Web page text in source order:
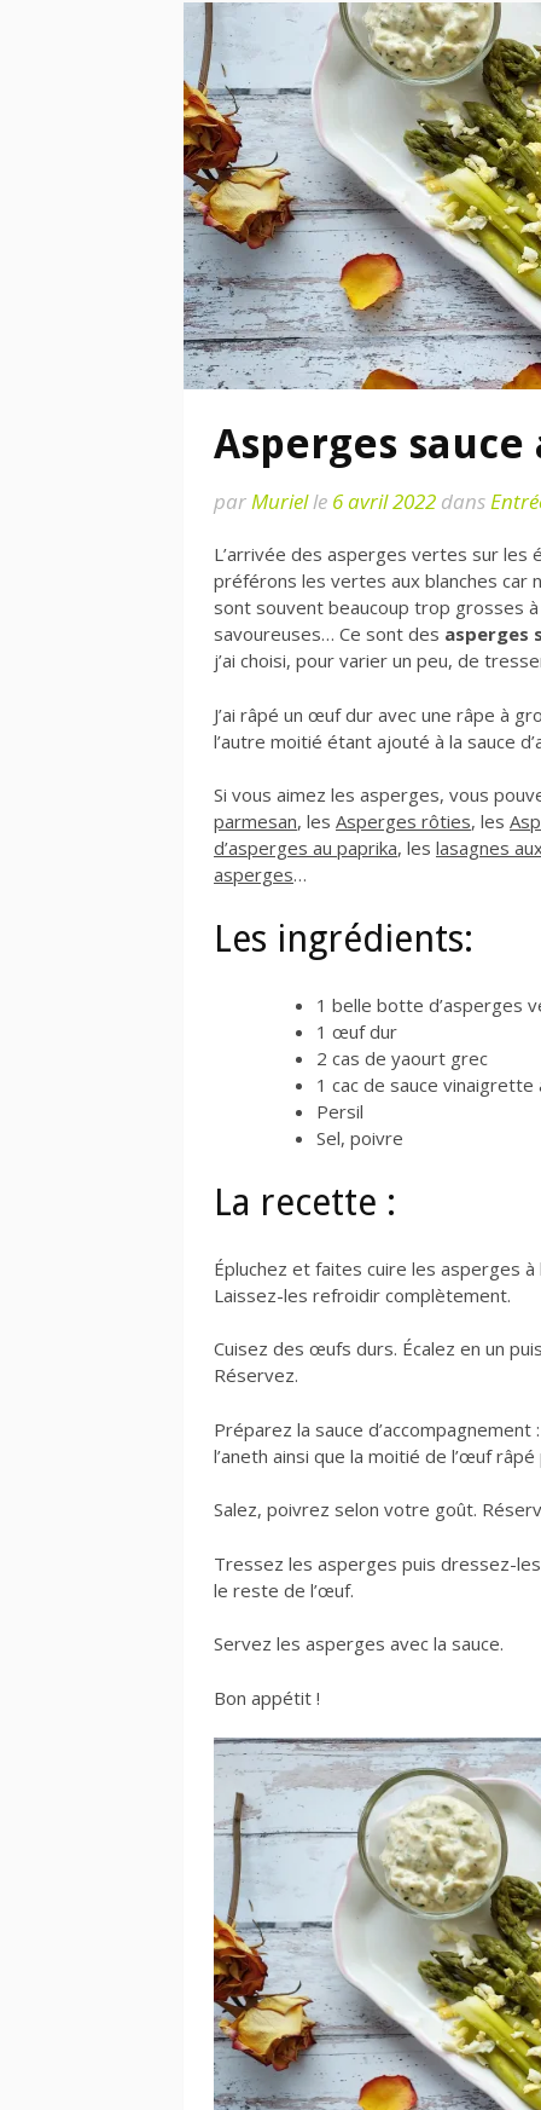
Asperges
parMurielle 6 avril 2022 dans
L’arrivée des asperges vertes sur les
préférons les vertes aux blanches car
sont souvent beaucoup trop grosses
savoureuses… Ce sont des asperges
j’ai choisi, pour varier un peu, de
J’ai râpé un œuf dur avec une râpe à
l’autre moitié étant ajouté à la sauce
Si vous aimez les asperges, vous
parmesan, les Asperges rôties, les
d’asperges au paprika, les lasagnes
asperges…
Les ingrédients:
1 belle botte d’asperges
1 œuf dur
2 cas de yaourt grec
1 cac de sauce vinaigrette
Persil
Sel, poivre
La recette :
Épluchez et faites cuire les asperges à
Laissez-les refroidir complètement.
Cuisez des œufs durs. Écalez en un
Réservez.
Préparez la sauce
l’aneth ainsi que la moitié de l’œuf
Salez, poivrez selon votre goût.
Tressez les asperges puis dressez-
le reste de l’œuf.
Servez les asperges avec la sauce.
Bon appétit !